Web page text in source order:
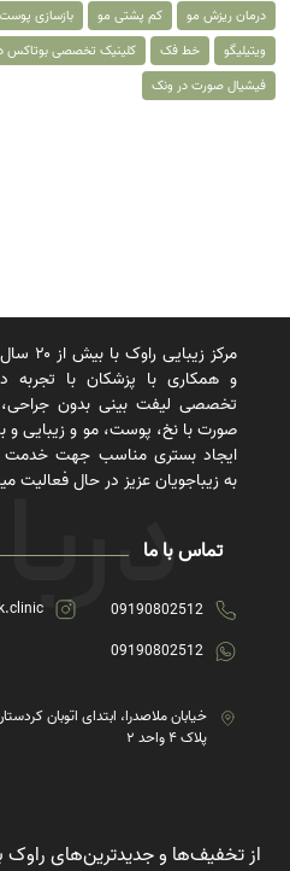
درمان ریزش مو کم پشتی مو بازسازی پوست
ویتیلیگو
خط فک کلینیک تخصصی بوتاکس
فیشیال صورت در ونک
مرکز زیبایی
و همکاری با پزشکان با تجربه
تخصصی لیفت بینی بدون
صورت با نخ، پوست، مو و زیبایی و
ایجاد بستری مناسب جهت خدمت
به زیباجویان عزیز در حال فعالیت
تماس با ما
09190802512
09190802512
خیابان ملاصدرا، ابتدای اتوبان
پلاک ۴ واحد ۲
از تخفیف‌ها و جدیدترین‌های راوک